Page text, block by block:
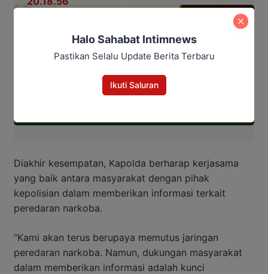
Diakhir kesempatan, Kapolda berharap kerjasama
yang baik antara masyarakat dengan pihak
kepolisian dalam memberikan informasi terkait
peredaran narkoba.
“Kami akan terus berupaya memutus jaringan
peredaran narkoba. Namun, dukungan masyarakat
dalam memberikan informasi adalah kunci
Halo Sahabat Intimnews
Pastikan Selalu Update Berita Terbaru
Ikuti Saluran